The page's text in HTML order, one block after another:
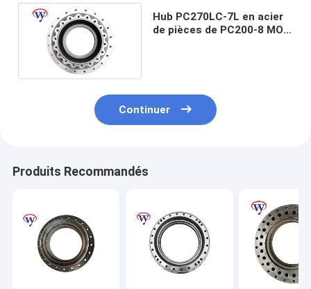
Hub PC270LC-7L en acier
de pièces de PC200-8 MO
Continuer
Produits Recommandés